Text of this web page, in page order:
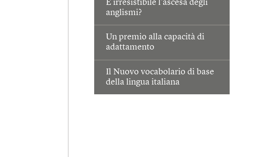
È irresistibile l’ascesa degli
anglismi?
Un premio alla capacità di
adattamento
Il Nuovo vocabolario di base
della lingua italiana